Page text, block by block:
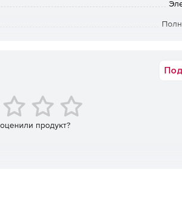
предприятиям, стремящимся
или не отслеживаемым.
механизм аудита PAM360
предалагает в рамках одной платформы
продукт?